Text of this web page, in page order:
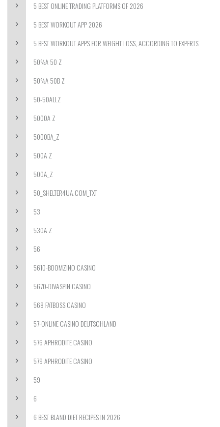
5 BEST ONLINE TRADING PLATFORMS OF 2026
5 BEST WORKOUT APP 2026
5 BEST WORKOUT APPS FOR WEIGHT LOSS, ACCORDING TO EXPERTS
50%A 50 Z
50%A 50B Z
50-50ALLZ
5000A Z
5000BA_Z
500A Z
500A_Z
50_SHELTER4UA.COM_TXT
53
530A Z
56
5610-BOOMZINO CASINO
5670-DIVASPIN CASINO
568 FATBOSS CASINO
57-ONLINE CASINO DEUTSCHLAND
576 APHRODITE CASINO
579 APHRODITE CASINO
59
6
6 BEST BLAND DIET RECIPES IN 2026